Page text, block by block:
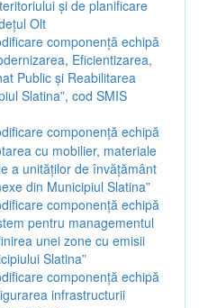
și de planificare
Olt
componență echipă
Eficientizarea,
Public și Reabilitarea
Slatina”, cod SMIS
componență echipă
cu mobilier, materiale
a unităților de învățământ
din Municipiul Slatina”
componență echipă
pentru managementul
unei zone cu emisii
Slatina”
componență echipă
infrastructurii